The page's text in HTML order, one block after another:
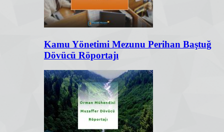
Kamu Yönetimi Mezunu Perihan Baştuğ
Dövücü Röportajı